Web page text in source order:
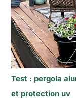
Test : pergola
et protection uv